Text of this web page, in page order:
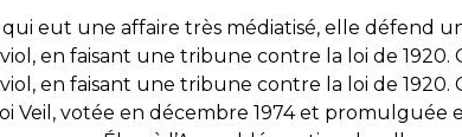
qui eut une affaire très médiatisé, elle défend
en faisant une tribune contre la loi de 1920.
en faisant une tribune contre la loi de 1920.
Veil, votée en décembre 1974 et promulguée